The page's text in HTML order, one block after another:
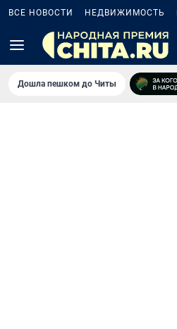
ВСЕ НОВОСТИ НЕДВИЖИМОСТЬ
Дошла пешком до Читы